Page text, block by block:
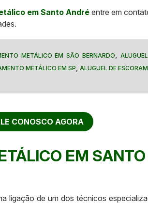
em Santo André entre em
METÁLICO EM SÃO BERNARDO,
METÁLICO EM SP, ALUGUEL DE
CONOSCO AGORA
EM
ligação de um dos técnicos